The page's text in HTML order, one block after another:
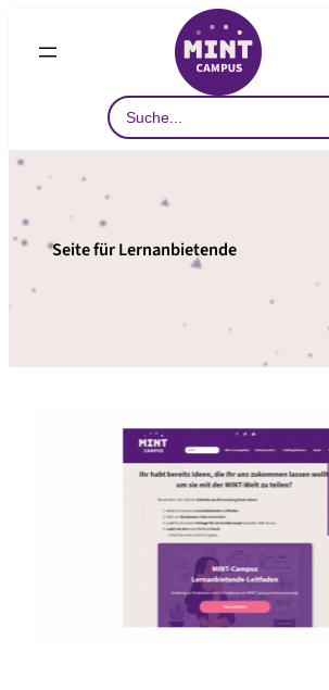
Inhalt
Search
…
Seite für Lernanbietende